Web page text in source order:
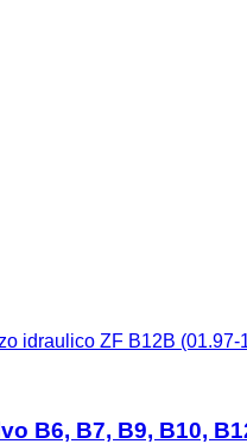
idraulico ZF B12B
B6, B7, B9, B10,